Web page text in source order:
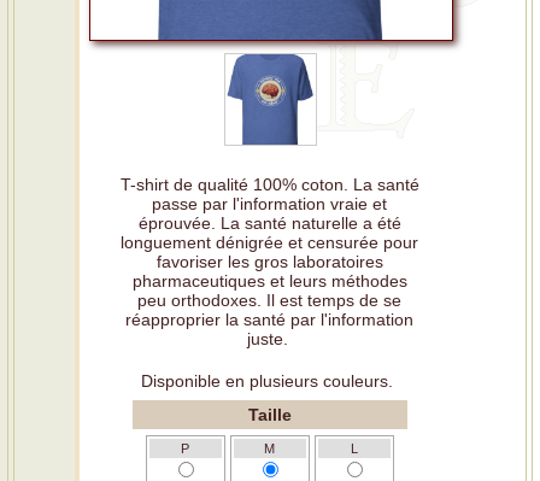
T-shirt de qualité 100% coton. La santé
passe par l'information vraie et
éprouvée. La santé naturelle a été
longuement dénigrée et censurée pour
favoriser les gros laboratoires
pharmaceutiques et leurs méthodes
peu orthodoxes. Il est temps de se
réapproprier la santé par l'information
juste.
Disponible en plusieurs couleurs.
Taille
P M L